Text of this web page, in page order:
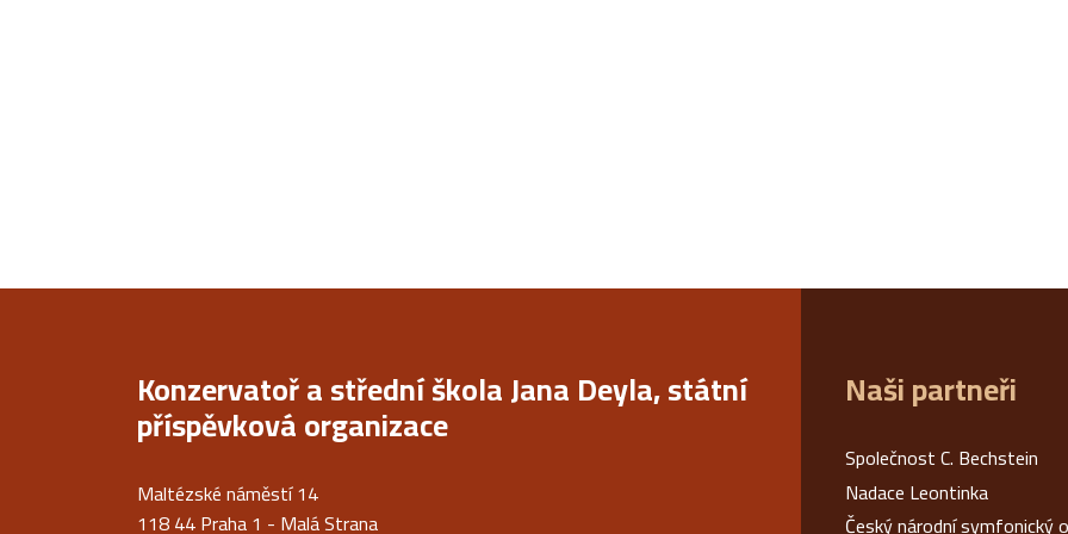
Konzervatoř a střední škola Jana Deyla, státní
příspěvková organizace
Maltézské náměstí 14
118 44 Praha 1 - Malá Strana
Naši partneři
Společnost C. Bechstein
Nadace Leontinka
Český národní symfonický